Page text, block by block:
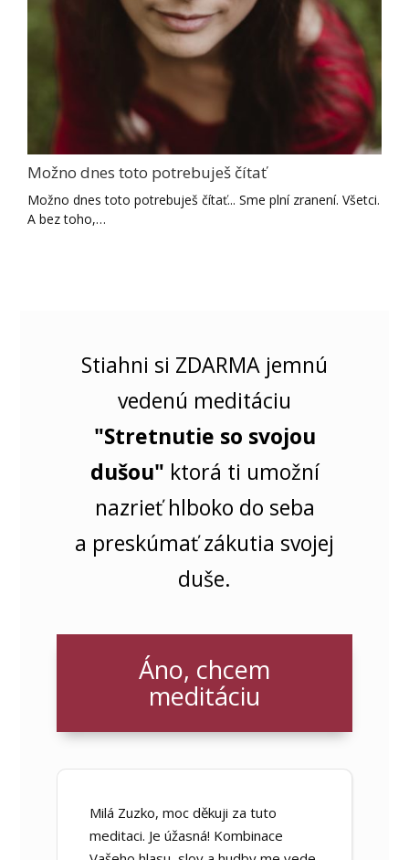
Možno dnes toto potrebuješ čítať
Možno dnes toto potrebuješ čítať... Sme plní zranení. Všetci.
A bez toho,…
Stiahni si ZDARMA jemnú
vedenú meditáciu
"Stretnutie so svojou
dušou" ktorá ti umožní
nazrieť hlboko do seba
a preskúmať zákutia svojej
duše.
Áno, chcem
meditáciu
Milá Zuzko, moc děkuji za tuto
meditaci. Je úžasná! Kombinace